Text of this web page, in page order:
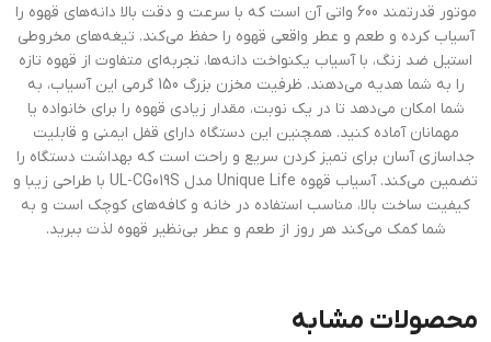
موتور قدرتمند 600 واتی آن است که با سرعت و دقت بالا دانه‌های قهوه را
آسیاب کرده و طعم و عطر واقعی قهوه را حفظ می‌کند. تیغه‌های مخروطی
استیل ضد زنگ، با آسیاب یکنواخت دانه‌ها، تجربه‌ای متفاوت از قهوه تازه
را به شما هدیه می‌دهند. ظرفیت مخزن بزرگ 150 گرمی این آسیاب، به
شما امکان می‌دهد تا در یک نوبت، مقدار زیادی قهوه را برای خانواده یا
مهمانان آماده کنید. همچنین این دستگاه دارای قفل ایمنی و قابلیت
جداسازی آسان برای تمیز کردن سریع و راحت است که بهداشت دستگاه را
تضمین می‌کند. آسیاب قهوه Unique Life مدل UL-CG019S با طراحی زیبا و
کیفیت ساخت بالا، مناسب استفاده در خانه و کافه‌های کوچک است و به
شما کمک می‌کند هر روز از طعم و عطر بی‌نظیر قهوه لذت ببرید.
محصولات مشابه